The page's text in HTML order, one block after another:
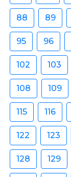
88 89
95 96
102 103
108 109
115 116
122 123
128 129